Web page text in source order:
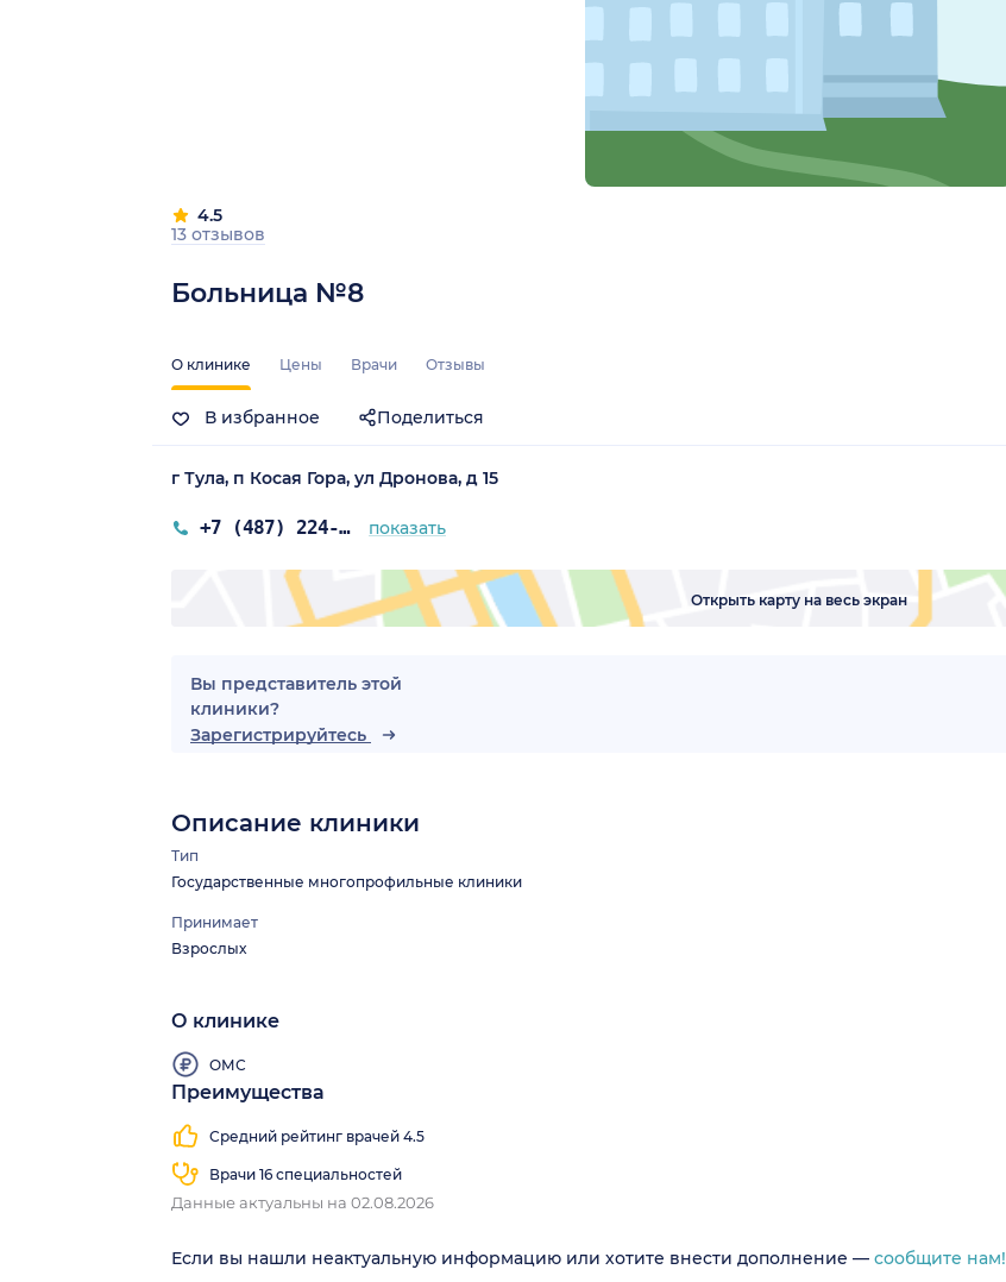
Больница №8
4.5
13 отзывов
О клинике Цены Врачи Отзывы
В избранное Поделиться
г Тула, п Косая Гора, ул Дронова, д 15
+7 (487) 224-39-50 показать
Открыть карту на весь экран
Вы представитель этой
клиники?
Зарегистрируйтесь
Описание клиники
Тип
Государственные многопрофильные клиники
Принимает
Взрослых
О клинике
ОМС
Преимущества
Средний рейтинг врачей 4.5
Врачи 16 специальностей
Данные актуальны на 02.08.2026
Если вы нашли неактуальную информацию или хотите внести дополнение — сообщите нам!